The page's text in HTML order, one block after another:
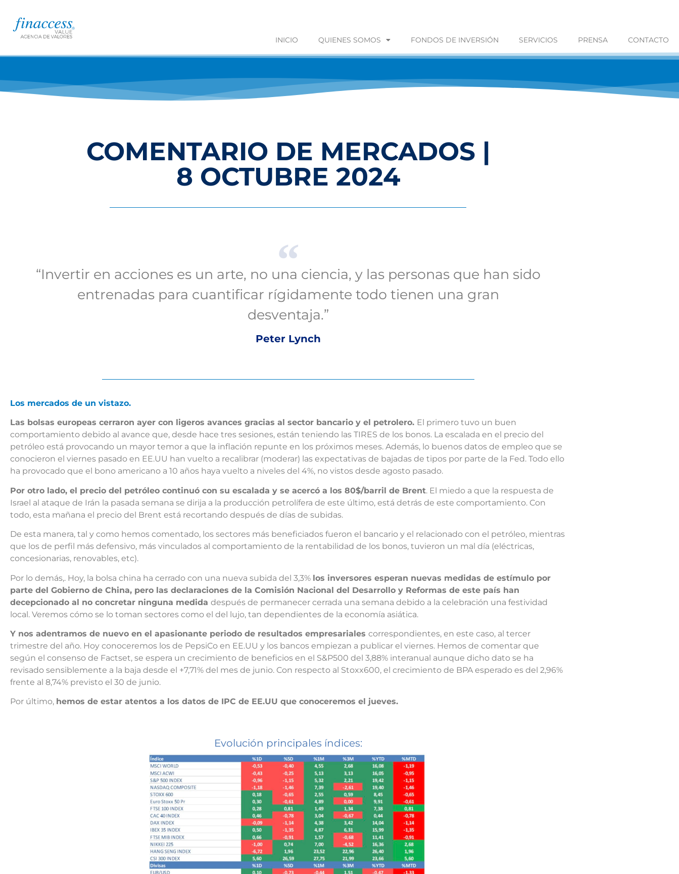
INICIO QUIENES SOMOS FONDOS DE INVERSIÓN SERVICIOS PRENSA CONTACTO
COMENTARIO DE MERCADOS |
8 OCTUBRE 2024
“Invertir en acciones es un arte, no una ciencia, y las personas que han sido
entrenadas para cuantificar rígidamente todo tienen una gran
desventaja.”
Peter Lynch
Los mercados de un vistazo.
Las bolsas europeas cerraron ayer con ligeros avances gracias al sector bancario y el petrolero. El primero tuvo un buen
comportamiento debido al avance que, desde hace tres sesiones, están teniendo las TIRES de los bonos. La escalada en el precio del
petróleo está provocando un mayor temor a que la inflación repunte en los próximos meses. Además, lo buenos datos de empleo que se
conocieron el viernes pasado en EE.UU han vuelto a recalibrar (moderar) las expectativas de bajadas de tipos por parte de la Fed. Todo ello
ha provocado que el bono americano a 10 años haya vuelto a niveles del 4%, no vistos desde agosto pasado.
Por otro lado, el precio del petróleo continuó con su escalada y se acercó a los 80$/barril de Brent. El miedo a que la respuesta de
Israel al ataque de Irán la pasada semana se dirija a la producción petrolífera de este último, está detrás de este comportamiento. Con
todo, esta mañana el precio del Brent está recortando después de días de subidas.
De esta manera, tal y como hemos comentado, los sectores más beneficiados fueron el bancario y el relacionado con el petróleo, mientras
que los de perfil más defensivo, más vinculados al comportamiento de la rentabilidad de los bonos, tuvieron un mal día (eléctricas,
concesionarias, renovables, etc).
Por lo demás,. Hoy, la bolsa china ha cerrado con una nueva subida del 3,3% los inversores esperan nuevas medidas de estímulo por
parte del Gobierno de China, pero las declaraciones de la Comisión Nacional del Desarrollo y Reformas de este país han
decepcionado al no concretar ninguna medida después de permanecer cerrada una semana debido a la celebración una festividad
local. Veremos cómo se lo toman sectores como el del lujo, tan dependientes de la economía asiática.
Y nos adentramos de nuevo en el apasionante periodo de resultados empresariales correspondientes, en este caso, al tercer
trimestre del año. Hoy conoceremos los de PepsiCo en EE.UU y los bancos empiezan a publicar el viernes. Hemos de comentar que
según el consenso de Factset, se espera un crecimiento de beneficios en el S&P500 del 3,88% interanual aunque dicho dato se ha
revisado sensiblemente a la baja desde el +7,71% del mes de junio. Con respecto al Stoxx600, el crecimiento de BPA esperado es del 2,96%
frente al 8,74% previsto el 30 de junio.
Por último, hemos de estar atentos a los datos de IPC de EE.UU que conoceremos el jueves.
Evolución principales índices: